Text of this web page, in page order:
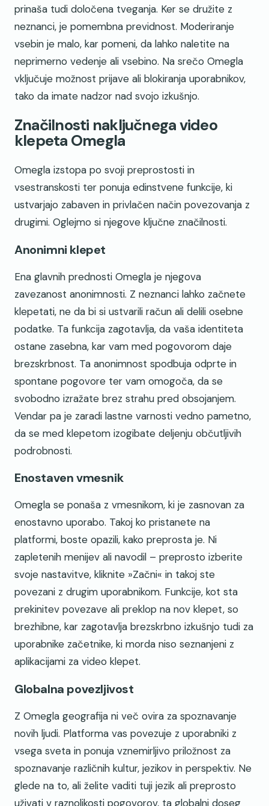
prinaša tudi določena tveganja. Ker se družite z
neznanci, je pomembna previdnost. Moderiranje
vsebin je malo, kar pomeni, da lahko naletite na
neprimerno vedenje ali vsebino. Na srečo Omegla
vključuje možnost prijave ali blokiranja uporabnikov,
tako da imate nadzor nad svojo izkušnjo.
Značilnosti naključnega video
klepeta Omegla
Omegla izstopa po svoji preprostosti in
vsestranskosti ter ponuja edinstvene funkcije, ki
ustvarjajo zabaven in privlačen način povezovanja z
drugimi. Oglejmo si njegove ključne značilnosti.
Anonimni klepet
Ena glavnih prednosti Omegla je njegova
zavezanost anonimnosti. Z neznanci lahko začnete
klepetati, ne da bi si ustvarili račun ali delili osebne
podatke. Ta funkcija zagotavlja, da vaša identiteta
ostane zasebna, kar vam med pogovorom daje
brezskrbnost. Ta anonimnost spodbuja odprte in
spontane pogovore ter vam omogoča, da se
svobodno izražate brez strahu pred obsojanjem.
Vendar pa je zaradi lastne varnosti vedno pametno,
da se med klepetom izogibate deljenju občutljivih
podrobnosti.
Enostaven vmesnik
Omegla se ponaša z vmesnikom, ki je zasnovan za
enostavno uporabo. Takoj ko pristanete na
platformi, boste opazili, kako preprosta je. Ni
zapletenih menijev ali navodil – preprosto izberite
svoje nastavitve, kliknite »Začni« in takoj ste
povezani z drugim uporabnikom. Funkcije, kot sta
prekinitev povezave ali preklop na nov klepet, so
brezhibne, kar zagotavlja brezskrbno izkušnjo tudi za
uporabnike začetnike, ki morda niso seznanjeni z
aplikacijami za video klepet.
Globalna povezljivost
Z Omegla geografija ni več ovira za spoznavanje
novih ljudi. Platforma vas povezuje z uporabniki z
vsega sveta in ponuja vznemirljivo priložnost za
spoznavanje različnih kultur, jezikov in perspektiv. Ne
glede na to, ali želite vaditi tuji jezik ali preprosto
uživati v raznolikosti pogovorov, ta globalni doseg